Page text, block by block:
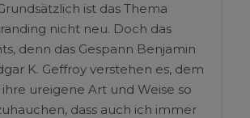
ist das Thema
nicht neu. Doch das
denn das Gespann Benjamin
K. Geffroy verstehen es, dem
ureigene Art und Weise so
dass auch ich immer